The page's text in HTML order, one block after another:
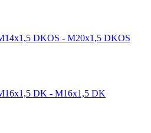
DKOS - M20x1,5 DKOS
DK - M16x1,5 DK